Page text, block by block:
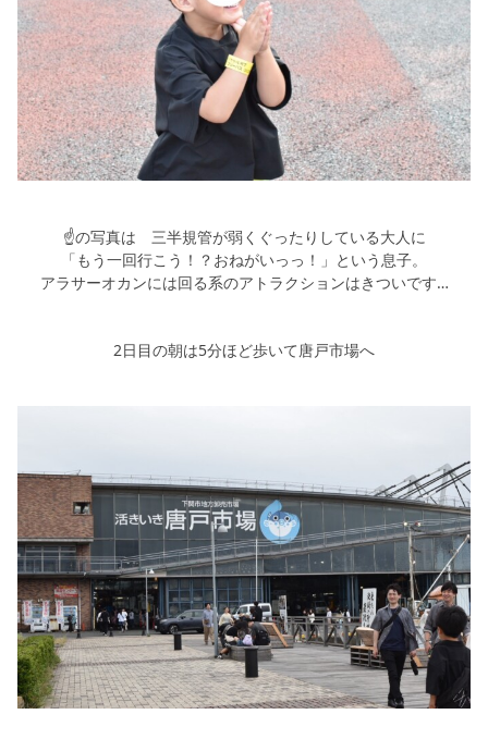
☝の写真は 三半規管が弱くぐったりしている大人に
「もう一回行こう！？おねがいっっ！」という息子。
アラサーオカンには回る系のアトラクションはきついです…
2日目の朝は5分ほど歩いて唐戸市場へ